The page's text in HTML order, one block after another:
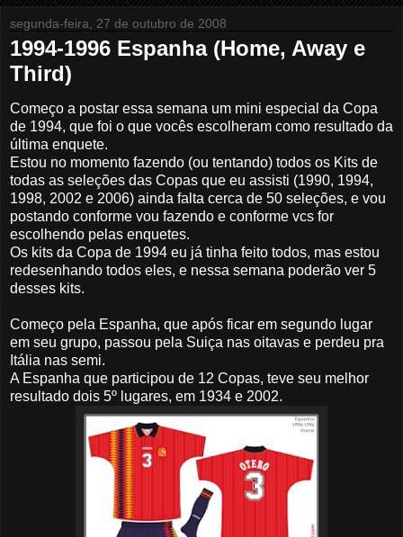
segunda-feira, 27 de outubro de 2008
1994-1996 Espanha (Home, Away e
Third)
Começo a postar essa semana um mini especial da Copa
de 1994, que foi o que vocês escolheram como resultado da
última enquete.
Estou no momento fazendo (ou tentando) todos os Kits de
todas as seleções das Copas que eu assisti (1990, 1994,
1998, 2002 e 2006) ainda falta cerca de 50 seleções, e vou
postando conforme vou fazendo e conforme vcs for
escolhendo pelas enquetes.
Os kits da Copa de 1994 eu já tinha feito todos, mas estou
redesenhando todos eles, e nessa semana poderão ver 5
desses kits.
Começo pela Espanha, que após ficar em segundo lugar
em seu grupo, passou pela Suiça nas oitavas e perdeu pra
Itália nas semi.
A Espanha que participou de 12 Copas, teve seu melhor
resultado dois 5º lugares, em 1934 e 2002.